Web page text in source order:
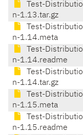
Test-Distributio
n-1.13.tar.gz
Test-Distributio
n-1.14.meta
Test-Distributio
n-1.14.readme
Test-Distributio
n-1.14.tar.gz
Test-Distributio
n-1.15.meta
Test-Distributio
n-1.15.readme